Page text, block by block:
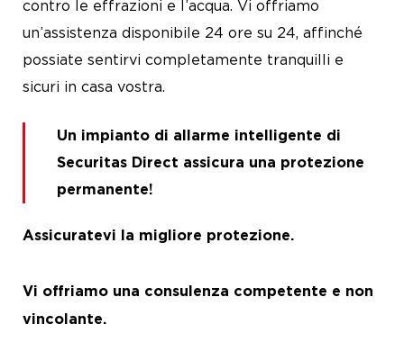
contro le effrazioni e l’acqua. Vi offriamo
un’assistenza disponibile 24 ore su 24, affinché
possiate sentirvi completamente tranquilli e
sicuri in casa vostra.
Un impianto di allarme intelligente di
Securitas Direct assicura una protezione
permanente!
Assicuratevi la migliore protezione.
Vi offriamo una consulenza competente e non
vincolante.